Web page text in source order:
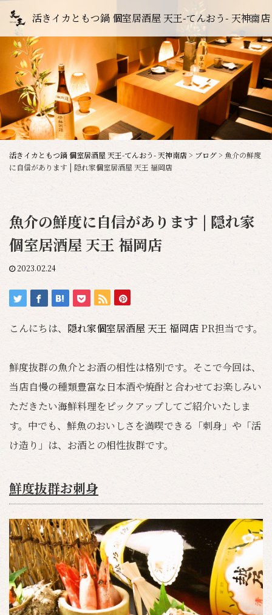
活きイカともつ鍋 個室居酒屋 天王-てんおう- 天神南店
活きイカともつ鍋 個室居酒屋 天王-てんおう- 天神南店> ブログ> 魚介の鮮度
に自信があります | 隠れ家個室居酒屋 天王 福岡店
魚介の鮮度に自信があります | 隠れ家
個室居酒屋 天王 福岡店
2023.02.24
こんにちは、 隠れ家個室居酒屋 天王 福岡店 PR担当です。
鮮度抜群の魚介とお酒の相性は格別です。そこで今回は、
当店自慢の種類豊富な日本酒や焼酎と合わせてお楽しみい
ただきたい海鮮料理をピックアップしてご紹介いたしま
す。中でも、鮮魚のおいしさを満喫できる「刺身」や「活
け造り」は、お酒との相性抜群です。
鮮度抜群お刺身